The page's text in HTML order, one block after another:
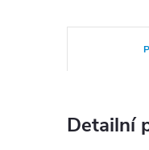
Detailní